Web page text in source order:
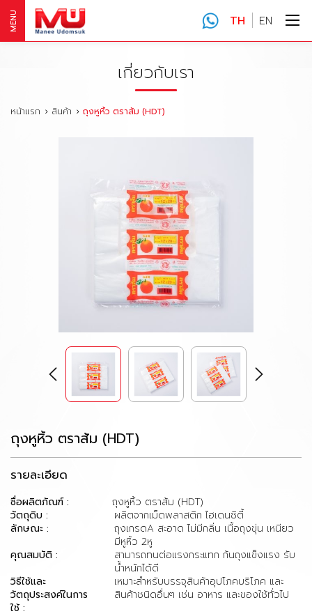
MENU TH EN
เกี่ยวกับเรา
หน้าแรก สินค้า ถุงหูหิ้ว ตราส้ม (HDT)
ถุงหูหิ้ว ตราส้ม (HDT)
รายละเอียด
ชื่อผลิตภัณฑ์ :
ถุงหูหิ้ว ตราส้ม (HDT)
วัตถุดิบ :
ผลิตจากเม็ดพลาสติก ไฮเดนซิตี้
ลักษณะ :
ถุงเกรดA สะอาด ไม่มีกลิ่น เนื้อถุงขุ่น เหนียว
มีหูหิ้ว 2หู
คุณสมบัติ :
สามารถทนต่อแรงกระแทก ก้นถุงแข็งแรง รับ
น้ำหนักได้ดี
วิธีใช้และ
วัตถุประสงค์ในการ
ใช้ :
เหมาะสำหรับบรรจุสินค้าอุปโภคบริโภค และ
สินค้าชนิดอื่นๆ เช่น อาหาร และของใช้ทั่วไป